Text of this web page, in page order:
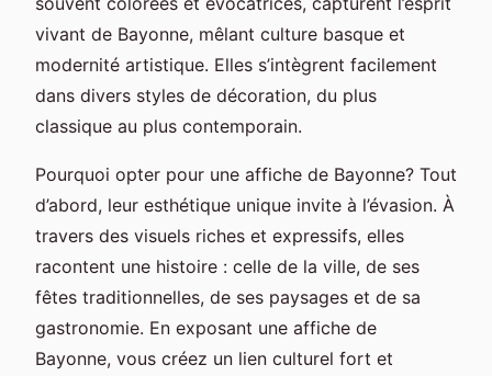
vivant de Bayonne, mêlant culture basque et
modernité artistique. Elles s’intègrent facilement
dans divers styles de décoration, du plus
classique au plus contemporain.
Pourquoi opter pour une affiche de Bayonne? Tout
d’abord, leur esthétique unique invite à l’évasion. À
travers des visuels riches et expressifs, elles
racontent une histoire : celle de la ville, de ses
fêtes traditionnelles, de ses paysages et de sa
gastronomie. En exposant une affiche de
Bayonne, vous créez un lien culturel fort et